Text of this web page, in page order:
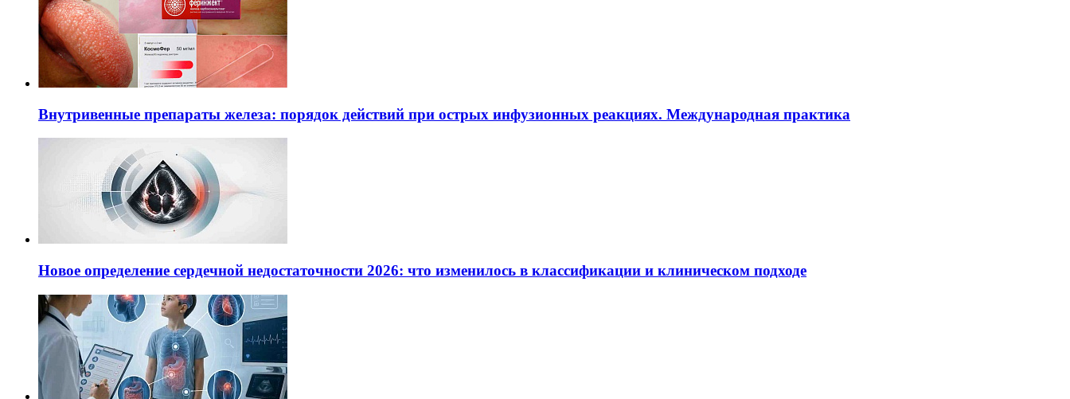
Внутривенные препараты железа: порядок действий при острых инфузионных реакциях. Международная практика
Новое определение сердечной недостаточности 2026: что изменилось в классификации и клиническом подходе